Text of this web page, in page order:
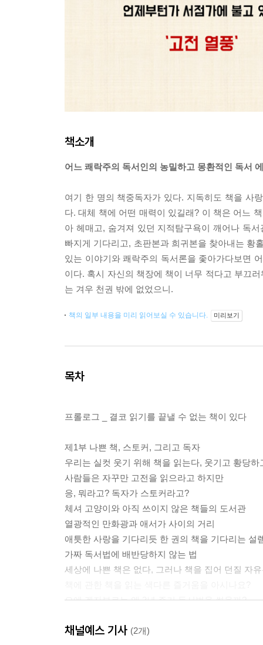
책소개
어느 쾌락주의 독서인의 농밀하고 몽환적인 독서
여기 한 명의 책중독자가 있다. 지독히도 책을 사
다. 대체 책에 어떤 매력이 있길래? 이 책은 어느
아 헤매고, 숨겨져 있던 지적탐구욕이 깨어나 독
빠지게 기다리고, 초판본과 희귀본을 찾아내는 황
있는 이야기와 쾌락주의 독서론을 좇아가다보면
이다. 혹시 자신의 책장에 책이 너무 적다고 부끄
는 겨우 천권 밖에 없었으니.
책의 일부 내용을 미리 읽어보실 수 있습니다. 미리보기
목차
프롤로그 _ 결코 읽기를 끝낼 수 없는 책이 있다
제1부 나쁜 책, 스토커, 그리고 독자
우리는 실컷 웃기 위해 책을 읽는다, 웃기고 황당
사람들은 자꾸만 고전을 읽으라고 하지만
응, 뭐라고? 독자가 스토커라고?
체셔 고양이와 아직 쓰이지 않은 책들의 도서관
열광적인 만화광과 애서가 사이의 거리
애틋한 사랑을 기다리듯 한 권의 책을 기다리는 설
가짜 독서법에 배반당하지 않는 법
세상에 나쁜 책은 없다, 그러나 책을 집어 던질 자
오에 겐자부로는 왜 3년 주기 독서법을 썼을까?
제2부 사형수, 도둑, 선원, 알코올중독자 그리고 작
채널예스 기사 (2개)